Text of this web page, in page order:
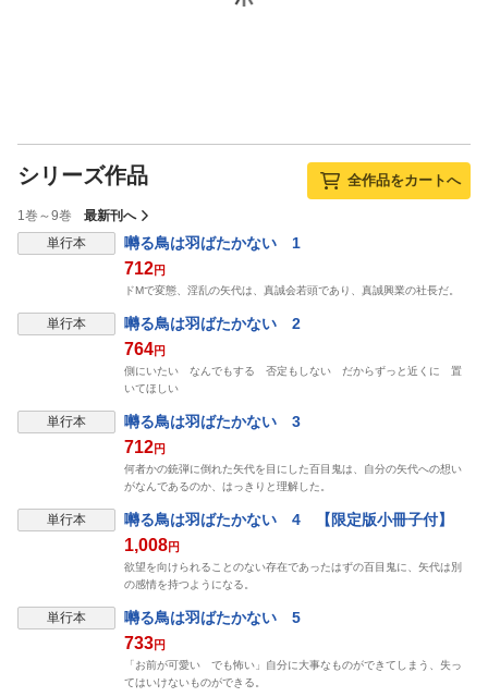
シリーズ作品 全作品をカートへ
1巻～9巻 最新刊へ
表示制限中
単行本 囀る鳥は羽ばたかない 1
712円
ドMで変態、淫乱の矢代は、真誠会若頭であり、真誠興業の社長だ。
表示制限中
単行本 囀る鳥は羽ばたかない 2
764円
側にいたい なんでもする 否定もしない だからずっと近くに 置
いてほしい
表示制限中
単行本 囀る鳥は羽ばたかない 3
712円
何者かの銃弾に倒れた矢代を目にした百目鬼は、自分の矢代への想い
がなんであるのか、はっきりと理解した。
表示制限中
単行本 囀る鳥は羽ばたかない 4 【限定版小冊子付】
1,008円
欲望を向けられることのない存在であったはずの百目鬼に、矢代は別
の感情を持つようになる。
表示制限中
単行本 囀る鳥は羽ばたかない 5
733円
「お前が可愛い でも怖い」自分に大事なものができてしまう、失っ
てはいけないものができる。